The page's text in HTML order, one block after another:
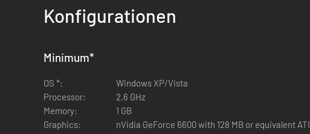
Konfigurationen
Minimum*
OS *:
Windows XP/Vista
Processor:
2.6 GHz
Memory:
1 GB
Graphics:
nVidia GeForce 6600 with 128 MB or equivalent ATI